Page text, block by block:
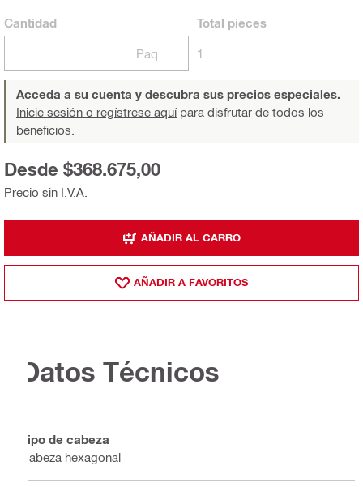
Cantidad Total pieces
1
Acceda a su cuenta y descubra sus precios especiales.
Inicie sesión o regístrese aquípara disfrutar de todos los
beneficios.
Precio sin I.V.A.
Desde $368.675,00
AÑADIR AL CARRO
AÑADIR A FAVORITOS
Datos Técnicos
Tipo de cabeza
Cabeza hexagonal